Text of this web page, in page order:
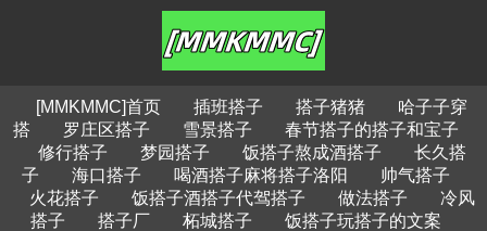
[MMKMMC]首页 插班搭子 搭子猪猪
哈子子穿
搭
罗庄区搭子 雪景搭子
春节搭子的搭子和宝子
修行搭子
梦园搭子 饭搭子熬成酒搭子
长久搭
子
海口搭子 喝酒搭子麻将搭子洛阳
帅气搭子
火花搭子
饭搭子酒搭子代驾搭子 做法搭子
冷风
搭子
搭子厂 柘城搭子 饭搭子玩搭子的文案